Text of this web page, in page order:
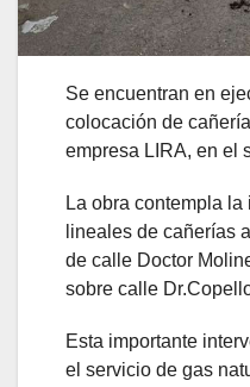
Se encuentran en
colocación de
empresa LIRA, en el
La obra contempla
lineales de cañerías
de calle Doctor
sobre calle
Esta importante
el servicio de gas